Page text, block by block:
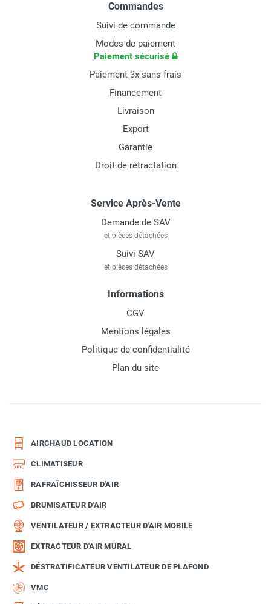
Commandes
Suivi de commande
Modes de paiement
Paiement sécurisé
Paiement 3x sans frais
Financement
Livraison
Export
Garantie
Droit de rétractation
Service Après-Vente
Demande de SAV
et pièces détachées
Suivi SAV
et pièces détachées
Informations
CGV
Mentions légales
Politique de confidentialité
Plan du site
AIRCHAUD LOCATION
CLIMATISEUR
RAFRAÎCHISSEUR D'AIR
BRUMISATEUR D'AIR
VENTILATEUR / EXTRACTEUR D'AIR MOBILE
EXTRACTEUR D'AIR MURAL
DÉSTRATIFICATEUR VENTILATEUR DE PLAFOND
VMC